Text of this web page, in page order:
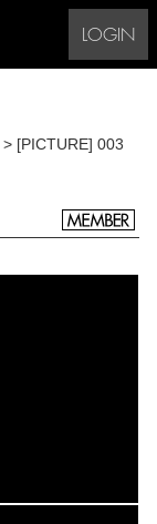
LOGIN
> [PICTURE] 003